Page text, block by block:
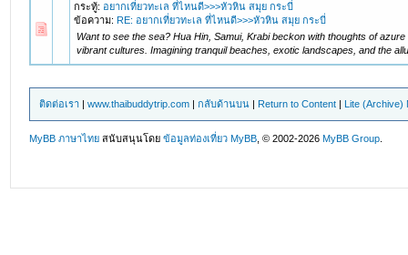
กระทู้: อยากเที่ยวทะเล ที่ไหนดี>>>หัวหิน สมุย กระบี่
ข้อความ:RE: อยากเที่ยวทะเล ที่ไหนดี>>>หัวหิน สมุย กระบี่
Want to see the sea? Hua Hin, Samui, Krabi beckon with thoughts of
vibrant cultures. Imagining tranquil beaches, exotic landscapes, and the
ติดต่อเรา |www.thaibuddytrip.com |กลับด้านบน | Return to Content | Lite (Archive)
MyBB ภาษาไทย สนับสนุนโดยข้อมูลท่องเที่ยว MyBB , © 2002-2026MyBB Group